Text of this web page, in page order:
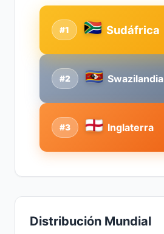
#2 Swazilandia
#1 Sudáfrica
#3 Inglaterra
Distribución Mundial